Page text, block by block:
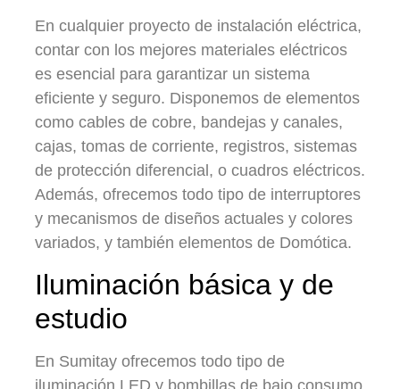
En cualquier proyecto de instalación eléctrica,
contar con los mejores materiales eléctricos
es esencial para garantizar un sistema
eficiente y seguro. Disponemos de elementos
como cables de cobre, bandejas y canales,
cajas, tomas de corriente, registros, sistemas
de protección diferencial, o cuadros eléctricos.
Además, ofrecemos todo tipo de interruptores
y mecanismos de diseños actuales y colores
variados, y también elementos de Domótica.
Iluminación básica y de
estudio
En Sumitay ofrecemos todo tipo de